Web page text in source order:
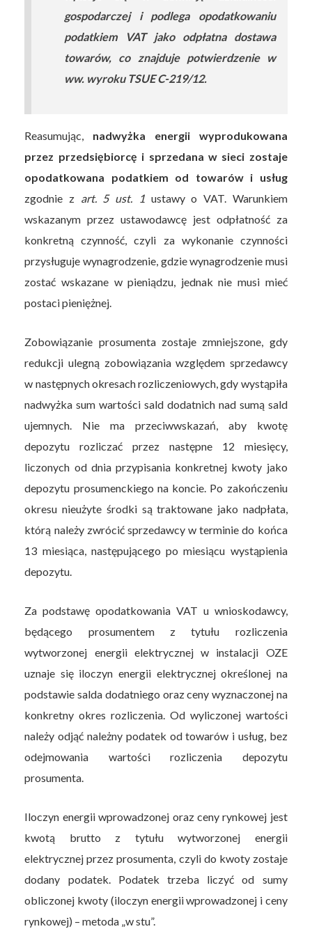
gospodarczej i podlega opodatkowaniu
podatkiem VAT jako odpłatna dostawa
towarów, co znajduje potwierdzenie w
ww. wyroku TSUE C-219/12.
Reasumując, nadwyżka energii wyprodukowana
przez przedsiębiorcę i sprzedana w sieci zostaje
opodatkowana podatkiem od towarów i usług
zgodnie z art. 5 ust. 1ustawy o VAT. Warunkiem
wskazanym przez ustawodawcę jest odpłatność za
konkretną czynność, czyli za wykonanie czynności
przysługuje wynagrodzenie, gdzie wynagrodzenie musi
zostać wskazane w pieniądzu, jednak nie musi mieć
postaci pieniężnej.
Zobowiązanie prosumenta zostaje zmniejszone, gdy
redukcji ulegną zobowiązania względem sprzedawcy
w następnych okresach rozliczeniowych, gdy wystąpiła
nadwyżka sum wartości sald dodatnich nad sumą sald
ujemnych. Nie ma przeciwwskazań, aby kwotę
depozytu rozliczać przez następne 12 miesięcy,
liczonych od dnia przypisania konkretnej kwoty jako
depozytu prosumenckiego na koncie. Po zakończeniu
okresu nieużyte środki są traktowane jako nadpłata,
którą należy zwrócić sprzedawcy w terminie do końca
13 miesiąca, następującego po miesiącu wystąpienia
depozytu.
Za podstawę opodatkowania VAT u wnioskodawcy,
będącego prosumentem z tytułu rozliczenia
wytworzonej energii elektrycznej w instalacji OZE
uznaje się iloczyn energii elektrycznej określonej na
podstawie salda dodatniego oraz ceny wyznaczonej na
konkretny okres rozliczenia. Od wyliczonej wartości
należy odjąć należny podatek od towarów i usług, bez
odejmowania wartości rozliczenia depozytu
prosumenta.
Iloczyn energii wprowadzonej oraz ceny rynkowej jest
kwotą brutto z tytułu wytworzonej energii
elektrycznej przez prosumenta, czyli do kwoty zostaje
dodany podatek. Podatek trzeba liczyć od sumy
obliczonej kwoty (iloczyn energii wprowadzonej i ceny
rynkowej) – metoda „w stu”.